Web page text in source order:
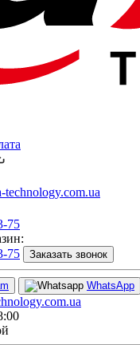
technology.com.ua
75
75
Заказать звонок
WhatsApp